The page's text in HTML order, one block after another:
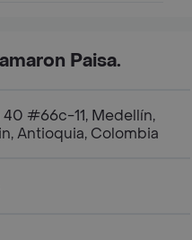
Paisa.
40 #66c-11, Medellín,
Antioquia, Colombia